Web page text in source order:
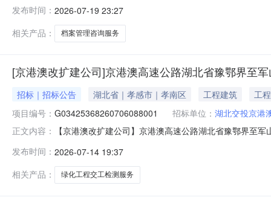
采购人已确认预成交供应商，现发布预成交公示。二、
限公司326000备选成
发布时间： 2026-07-19 23:27
相关产品：
档案管理咨询服务
[京港澳改扩建公司]京港澳高速公路湖北省豫鄂界至
招标｜招标公告 湖北省｜孝感市｜孝南区 工程建筑
工程
项目编号： G03425368260706088001 招标单位： 湖北交投京港
正文内容：
【京港澳改扩建公司】京港澳高速公路湖北省豫鄂界至
的委托，对京港澳高速公路湖北省豫鄂界至军山段改扩
采购范围1.1项目名称：京港
发布时间： 2026-07-14 19:37
相关产品：
绿化工程交工检测服务